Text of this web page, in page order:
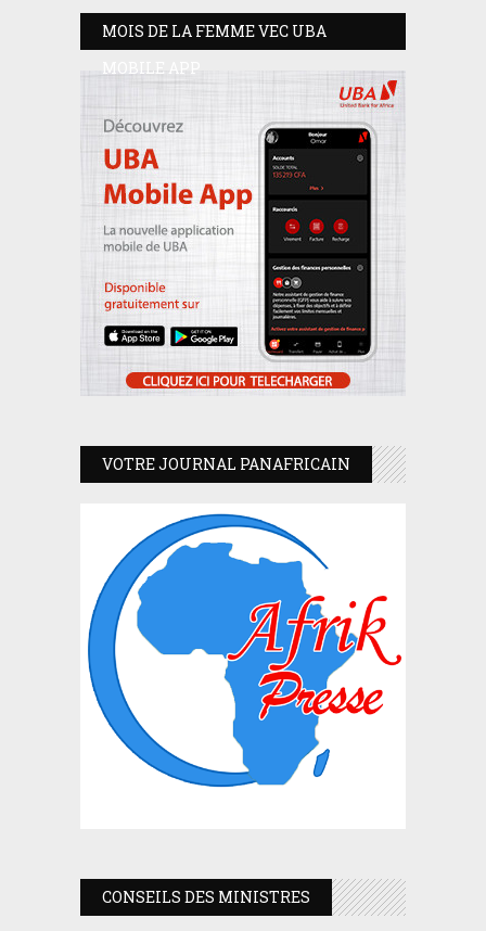
MOIS DE LA FEMME VEC UBA
MOBILE APP
VOTRE JOURNAL PANAFRICAIN
CONSEILS DES MINISTRES